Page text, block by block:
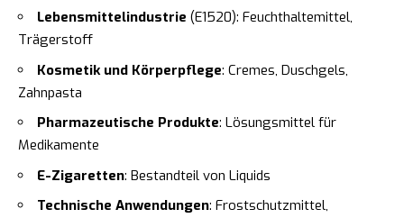
Lebensmittelindustrie (E1520): Feuchthaltemittel,
Trägerstoff
Kosmetik und Körperpflege: Cremes, Duschgels,
Zahnpasta
Pharmazeutische Produkte: Lösungsmittel für
Medikamente
E-Zigaretten: Bestandteil von Liquids
Technische Anwendungen: Frostschutzmittel,